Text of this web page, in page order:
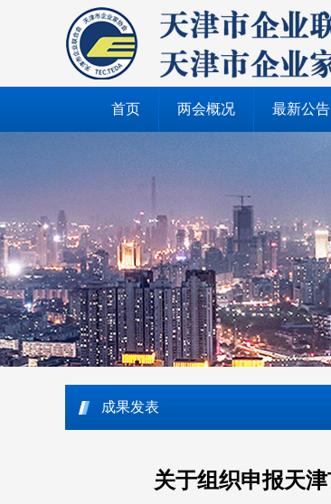
首页 两会概况 最新公告
成果发表
关于组织申报天